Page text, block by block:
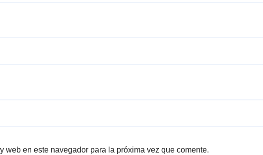
web en este navegador para la próxima vez que comente.